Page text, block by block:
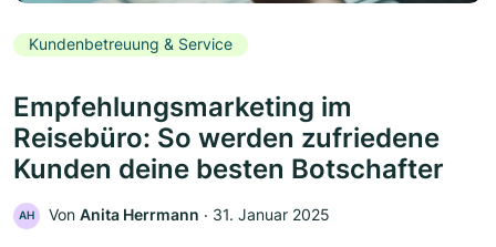
Kundenbetreuung & Service
Empfehlungsmarketing im
Reisebüro: So werden zufriedene
Kunden deine besten Botschafter
AH Von Anita Herrmann ‧ 31. Januar 2025